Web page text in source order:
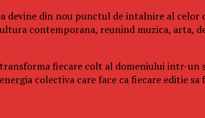
devine din nou punctul de intalnire al
contemporana, reunind muzica,
fiecare colt al domeniului intr-
colectiva care face ca fiecare editie sa